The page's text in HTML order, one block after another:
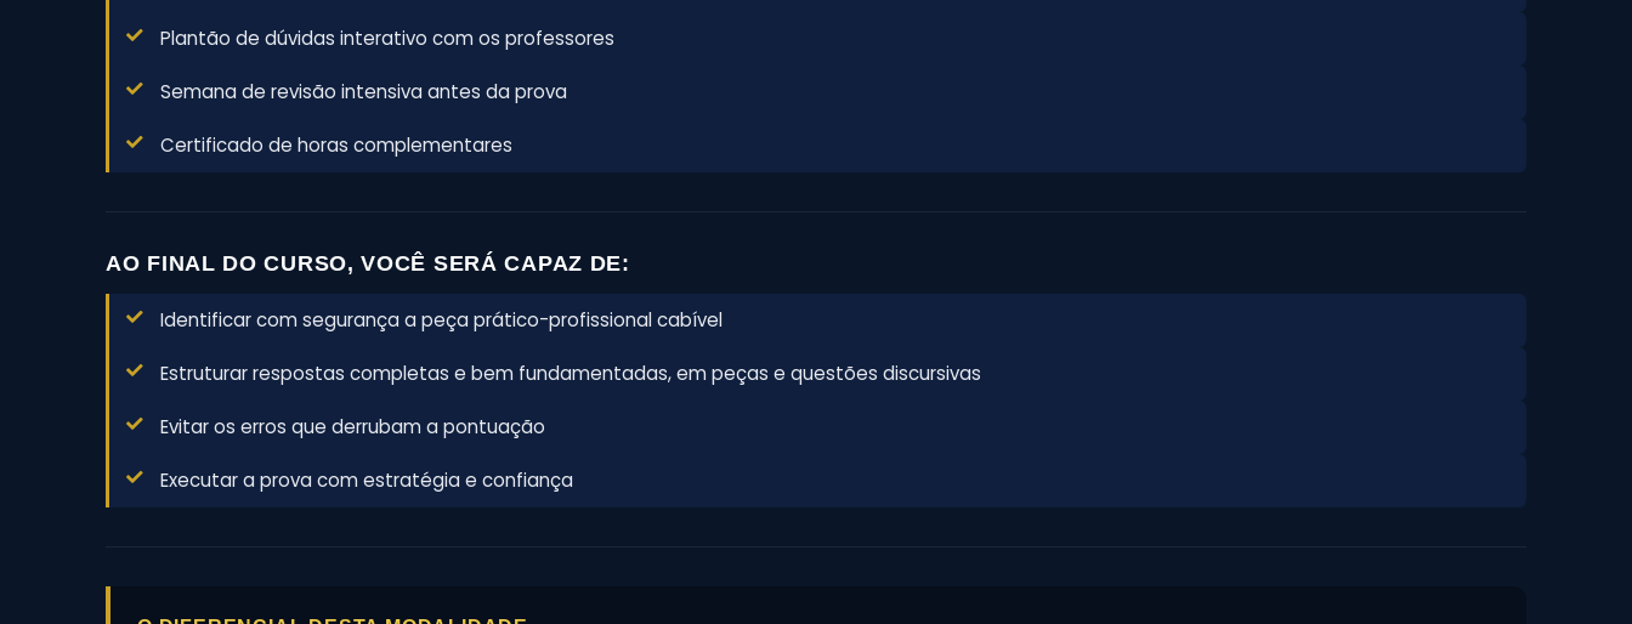
Plantão de dúvidas interativo com os professores
Semana de revisão intensiva antes da prova
Certificado de horas complementares
AO FINAL DO CURSO, VOCÊ SERÁ CAPAZ DE:
Identificar com segurança a peça prático-profissional cabível
Estruturar respostas completas e bem fundamentadas, em peças e questões discursivas
Evitar os erros que derrubam a pontuação
Executar a prova com estratégia e confiança